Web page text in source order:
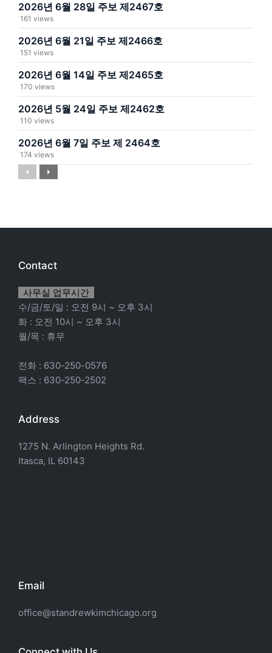
2026년 6월 28일 주보 제2467호
161 views
2026년 6월 21일 주보 제2466호
151 views
2026년 6월 14일 주보 제2465호
170 views
2026년 5월 24일 주보 제2462호
110 views
2026년 6월 7일 주보 제 2464호
174 views
Previous
Next
Contact
사무실 업무시간
수/금/토/일 : 오전 9시 ~ 오후 3시
화 : 오전 10시 ~ 오후 3시
월/목 : 휴무
전화 : 630-250-0576
팩스 : 630-250-2502
Address
1275 N. Arlington Heights Rd.
Itasca, IL 60143
Email
office@standrewkimchicago.org